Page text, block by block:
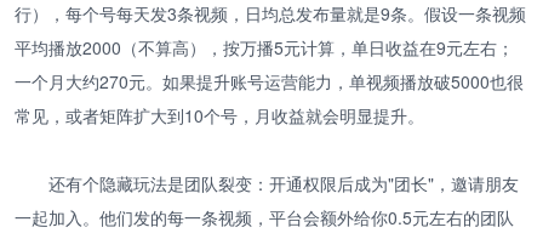
行），每个号每天发3条视频，日均总发布量就是9条。假设一条视频
平均播放2000（不算高），按万播5元计算，单日收益在9元左右；
一个月大约270元。如果提升账号运营能力，单视频播放破5000也很
常见，或者矩阵扩大到10个号，月收益就会明显提升。
还有个隐藏玩法是团队裂变：开通权限后成为"团长"，邀请朋友
一起加入。他们发的每一条视频，平台会额外给你0.5元左右的团队